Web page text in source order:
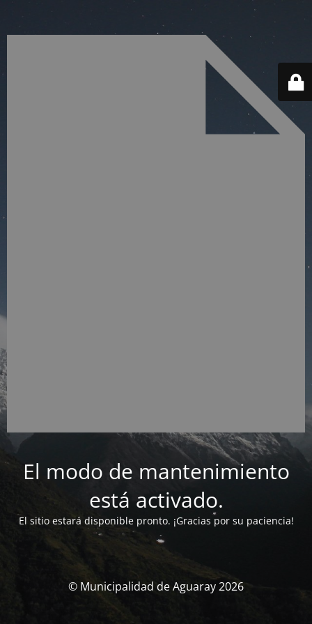
El modo de mantenimiento
está activado.
El sitio estará disponible pronto. ¡Gracias por su paciencia!
© Municipalidad de Aguaray 2026